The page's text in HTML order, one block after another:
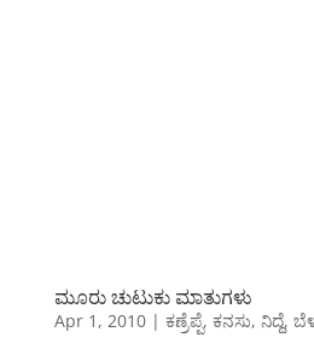
ಮೂರು ಚುಟುಕು ಮಾತುಗಳು
Apr 1, 2010| ಕಣ್ರೆಪ್ಪೆ, ಕನಸು, ನಿದ್ದೆ,